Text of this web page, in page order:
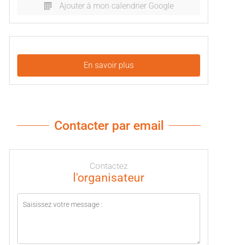
Ajouter à mon calendrier Google
En savoir plus
Contacter par email
Contactez
l'organisateur